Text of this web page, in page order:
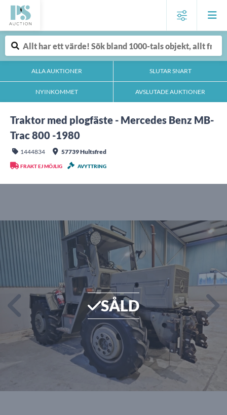
ALLA AUKTIONER SLUTAR SNART
NYINKOMMET AVSLUTADE AUKTIONER
Traktor med plogfäste - Mercedes Benz MB-
Trac 800 -1980
1444834 57739 Hultsfred
FRAKT EJ MÖJLIG AVYTTRING
SÅLD